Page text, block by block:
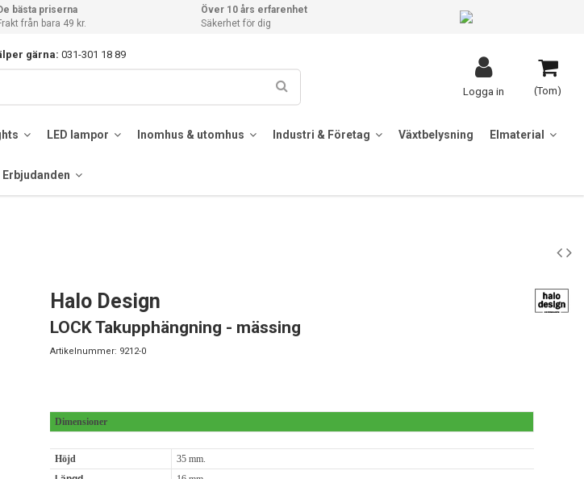
bästa priserna
från bara 49 kr.
Över 10 års erfarenhet
Säkerhet för dig
gärna: 031-301 18 89
(Tom)
Logga in
LED lampor Inomhus & utomhus Industri & Företag Växtbelysning Elmaterial
Erbjudanden
Halo Design
LOCK Takupphängning - mässing
Artikelnummer: 9212-0
Dimensioner
Höjd
35 mm.